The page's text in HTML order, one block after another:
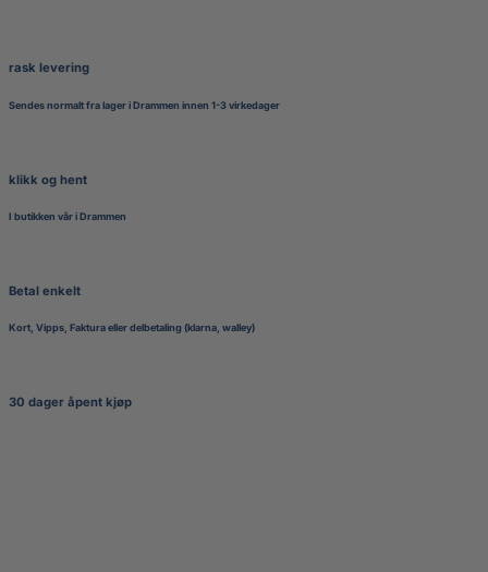
rask levering
Sendes normalt fra lager i Drammen innen 1-3 virkedager
klikk og hent
I butikken vår i Drammen
Betal enkelt
Kort, Vipps, Faktura eller delbetaling (klarna, walley)
30 dager åpent kjøp